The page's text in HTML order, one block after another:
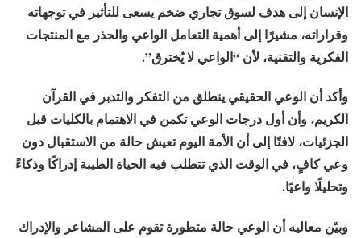
الإنسان إلى هدف لسوق تجاري ضخم يسعى للتأثير في توجهاته
وقراراته، مشيرًا إلى أهمية التعامل الواعي والحذر مع المنتجات
الفكرية والتقنية، لأن “الواعي لا يُخترق”.
وأكد أن الوعي الحقيقي ينطلق من التفكر والتدبر في القرآن
الكريم، وأن أول درجات الوعي تكمن في الاهتمام بالكليات قبل
الجزئيات، لافتًا إلى أن الأمة اليوم تعيش حالة من الاستقبال دون
وعي كافٍ، في الوقت الذي تتطلب فيه الحياة الطيبة إدراكًا وذكاءً
وتحليلًا واعيًا.
وبيّن معاليه أن الوعي حالة متطورة تقوم على المشاعر والإدراك